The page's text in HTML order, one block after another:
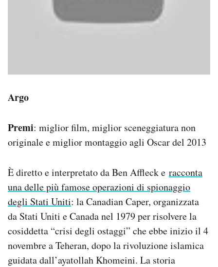
Argo
Premi: miglior film, miglior sceneggiatura non
originale e miglior montaggio agli Oscar del 2013
È diretto e interpretato da Ben Affleck e racconta
una delle più famose operazioni di spionaggio
degli Stati Uniti: la Canadian Caper, organizzata
da Stati Uniti e Canada nel 1979 per risolvere la
cosiddetta “crisi degli ostaggi” che ebbe inizio il 4
novembre a Teheran, dopo la rivoluzione islamica
guidata dall’ayatollah Khomeini. La storia